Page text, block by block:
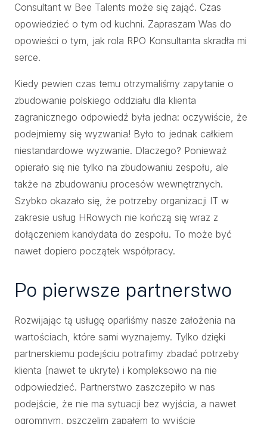
Consultant w Bee Talents może się zająć. Czas
opowiedzieć o tym od kuchni. Zapraszam Was do
opowieści o tym, jak rola RPO Konsultanta skradła mi
serce.
Kiedy pewien czas temu otrzymaliśmy zapytanie o
zbudowanie polskiego oddziału dla klienta
zagranicznego odpowiedź była jedna: oczywiście, że
podejmiemy się wyzwania! Było to jednak całkiem
niestandardowe wyzwanie. Dlaczego? Ponieważ
opierało się nie tylko na zbudowaniu zespołu, ale
także na zbudowaniu procesów wewnętrznych.
Szybko okazało się, że potrzeby organizacji IT w
zakresie usług HRowych nie kończą się wraz z
dołączeniem kandydata do zespołu. To może być
nawet dopiero początek współpracy.
Po pierwsze partnerstwo
Rozwijając tą usługę oparliśmy nasze założenia na
wartościach, które sami wyznajemy. Tylko dzięki
partnerskiemu podejściu potrafimy zbadać potrzeby
klienta (nawet te ukryte) i kompleksowo na nie
odpowiedzieć. Partnerstwo zaszczepiło w nas
podejście, że nie ma sytuacji bez wyjścia, a nawet
ogromnym, pszczelim zapałem to wyjście